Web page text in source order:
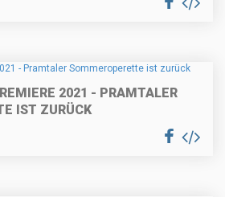
2021 - PRAMTALER
IST ZURÜCK